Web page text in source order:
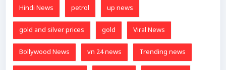
Hindi News petrol up news
gold and silver prices gold Viral News
Bollywood News vn 24 news Trending news